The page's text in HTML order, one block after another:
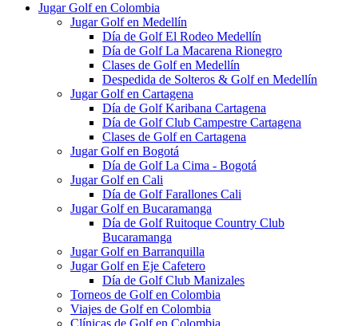
Jugar Golf en Colombia
Jugar Golf en Medellín
Día de Golf El Rodeo Medellín
Día de Golf La Macarena Rionegro
Clases de Golf en Medellín
Despedida de Solteros & Golf en Medellín
Jugar Golf en Cartagena
Día de Golf Karibana Cartagena
Día de Golf Club Campestre Cartagena
Clases de Golf en Cartagena
Jugar Golf en Bogotá
Día de Golf La Cima - Bogotá
Jugar Golf en Cali
Día de Golf Farallones Cali
Jugar Golf en Bucaramanga
Día de Golf Ruitoque Country Club
Bucaramanga
Jugar Golf en Barranquilla
Jugar Golf en Eje Cafetero
Día de Golf Club Manizales
Torneos de Golf en Colombia
Viajes de Golf en Colombia